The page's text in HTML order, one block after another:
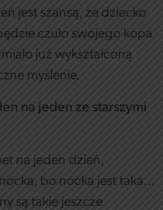
jest szansą, że dziecko
czuło swojego kopa
już wykształconą
myślenie.
na jeden ze starszymi
na jeden dzień,
bo nocka jest taka…
są takie jeszcze